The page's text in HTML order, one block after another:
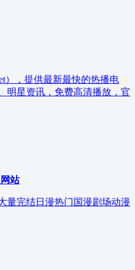
），提供最新最快的热播电
明星资讯，免费高清播放，官
站
量完结日漫热门国漫剧场动漫